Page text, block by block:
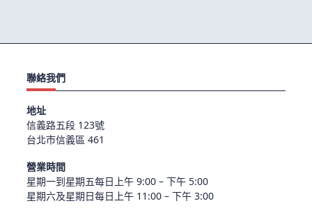
聯絡我們
地址
信義路五段 123號
台北市信義區 461
營業時間
星期一到星期五每日上午 9:00 – 下午 5:00
星期六及星期日每日上午 11:00 – 下午 3:00